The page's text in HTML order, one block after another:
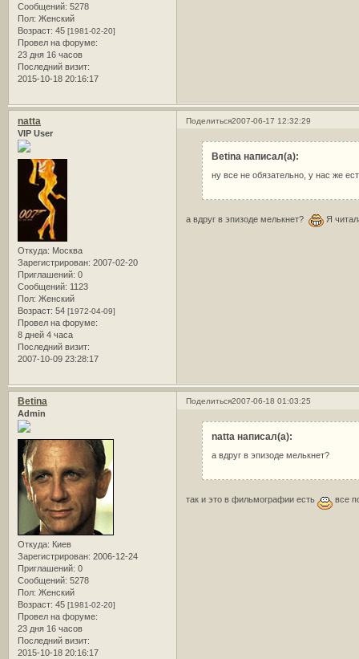
Сообщений: 5278
Пол: Женский
Возраст: 45 [1981-02-20]
Провел на форуме:
23 дня 16 часов
Последний визит:
2015-10-18 20:16:17
Поделиться2007-06-17 12:32:29
natta
VIP User
Откуда: Москва
Зарегистрирован: 2007-02-20
Приглашений: 0
Сообщений: 1123
Пол: Женский
Возраст: 54 [1972-04-09]
Провел на форуме:
8 дней 4 часа
Последний визит:
2007-10-09 23:28:17
Betina написал(а):
ну все не обязательно, у нас же
а вдруг в эпизоде мелькнет? Я
Поделиться2007-06-18 01:03:25
Betina
Admin
Откуда: Киев
Зарегистрирован: 2006-12-24
Приглашений: 0
Сообщений: 5278
Пол: Женский
Возраст: 45 [1981-02-20]
Провел на форуме:
23 дня 16 часов
Последний визит:
2015-10-18 20:16:17
natta написал(а):
а вдруг в эпизоде мелькнет?
так и это в фильмографии есть все